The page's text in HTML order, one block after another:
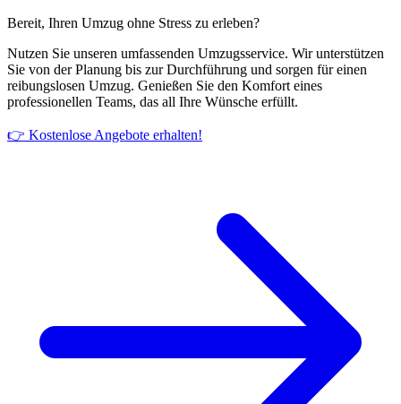
Bereit, Ihren Umzug ohne Stress zu erleben?
Nutzen Sie unseren umfassenden Umzugsservice. Wir unterstützen
Sie von der Planung bis zur Durchführung und sorgen für einen
reibungslosen Umzug. Genießen Sie den Komfort eines
professionellen Teams, das all Ihre Wünsche erfüllt.
👉 Kostenlose Angebote erhalten!